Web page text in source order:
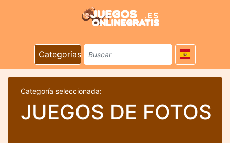
Categorías
Categoría seleccionada:
JUEGOS DE FOTOS